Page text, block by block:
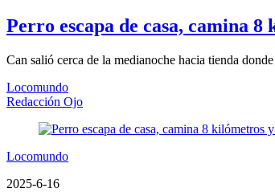
Perro escapa de casa, camina
Can salió cerca de la medianoche hacia tienda
Locomundo
Redacción Ojo
Locomundo
2025-6-16